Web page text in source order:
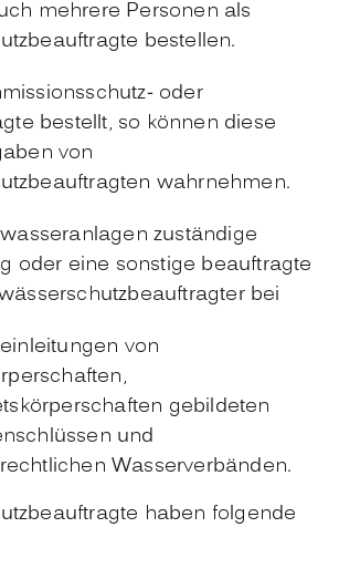
mehrere Personen als
bestellen.
oder
bestellt, so können diese
von
wahrnehmen.
zuständige
oder eine sonstige beauftragte
bei
von
gebildeten
und
Wasserverbänden.
haben folgende